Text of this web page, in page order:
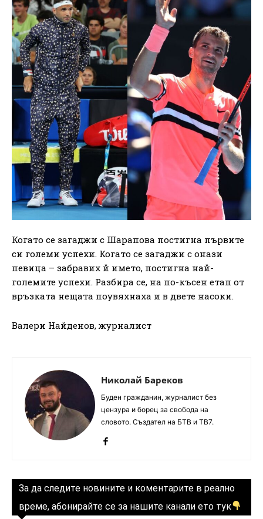
Когато се загаджи с Шарапова постигна първите
си големи успехи. Когато се загаджи с онази
певица – забравих й името, постигна най-
големите успехи. Разбира се, на по-късен етап от
връзката нещата поувяхнаха и в двете насоки.
Валери Найденов, журналист
Николай Бареков
Буден гражданин, журналист без
цензура и борец за свобода на
словото. Създател на БТВ и ТВ7.
За да следите новините и коментарите в реално
време, абонирайте се за нашите канали ето тук